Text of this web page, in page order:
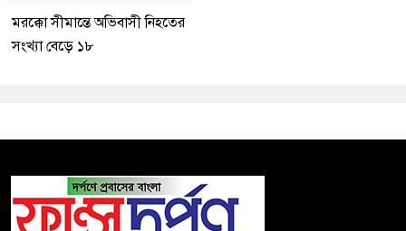
মরক্কো সীমান্তে অভিবাসী নিহতের
সংখ্যা বেড়ে ১৮